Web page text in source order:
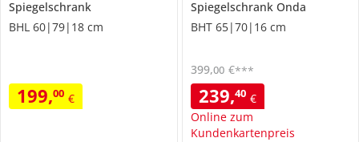
Spiegelschrank
BHL 60|79|18 cm
199,00 €
Spiegelschrank Onda
BHT 65|70|16 cm
239,40 €
Online zum
Kundenkartenpreis
399,00 €***